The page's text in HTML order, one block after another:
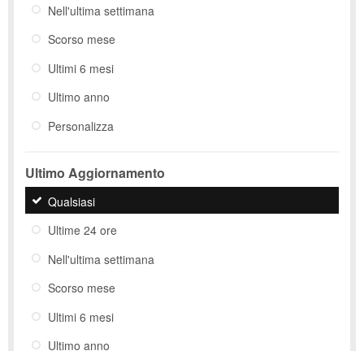
Nell'ultima settimana
Scorso mese
Ultimi 6 mesi
Ultimo anno
Personalizza
Ultimo Aggiornamento
Qualsiasi
Ultime 24 ore
Nell'ultima settimana
Scorso mese
Ultimi 6 mesi
Ultimo anno